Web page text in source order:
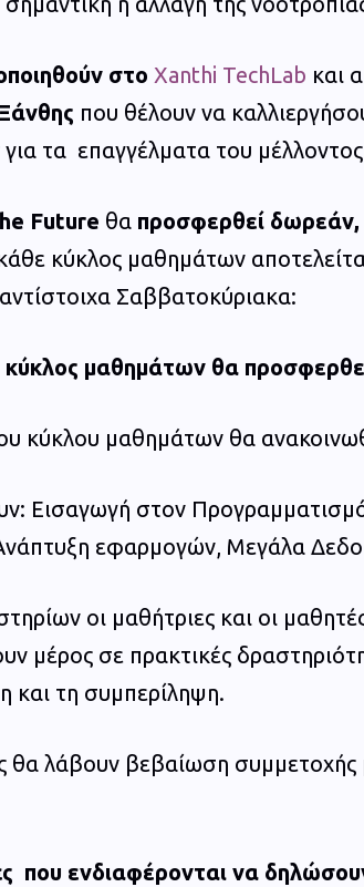
στο Xanthi TechLab και
που θέλουν να
τα επαγγέλματα του μέλλοντος
Future θα προσφερθεί δωρεάν,
κύκλος μαθημάτων
Σαββατοκύριακα:
μαθημάτων θα
κύκλου μαθημάτων θα
Εισαγωγή στον
εφαρμογών, Μεγάλα
οι μαθήτριες και οι
μέρος σε πρακτικές
και τη συμπερίληψη.
θα λάβουν βεβαίωση
που ενδιαφέρονται να